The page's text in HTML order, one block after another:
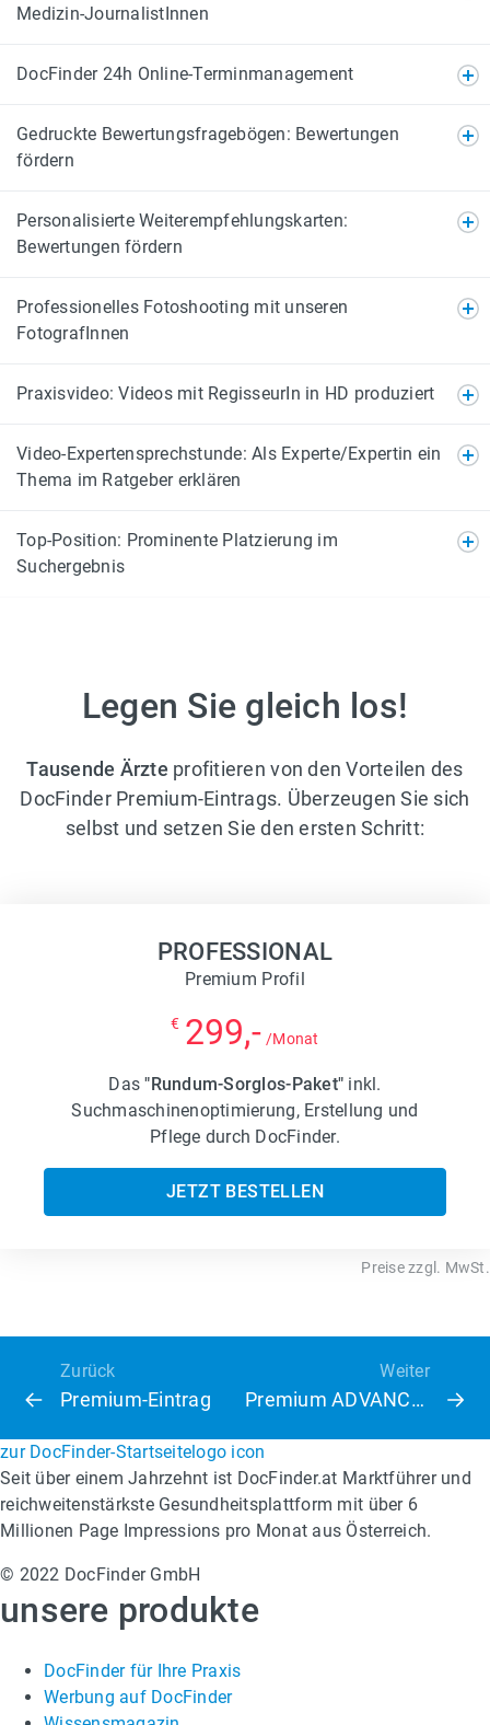
Medizin-JournalistInnen
DocFinder 24h Online-Terminmanagement
Gedruckte Bewertungsfragebögen: Bewertungen
fördern
Personalisierte Weiterempfehlungskarten:
Bewertungen fördern
Professionelles Fotoshooting mit unseren
FotografInnen
Praxisvideo: Videos mit RegisseurIn in HD produziert
Video-Expertensprechstunde: Als Experte/Expertin ein
Thema im Ratgeber erklären
Top-Position: Prominente Platzierung im
Suchergebnis
Legen Sie gleich los!
Tausende Ärzte profitieren von den Vorteilen des
DocFinder Premium-Eintrags. Überzeugen Sie sich
selbst und setzen Sie den ersten Schritt:
PROFESSIONAL
Premium Profil
€ 299,- /Monat
Das"Rundum-Sorglos-Paket" inkl.
Suchmaschinenoptimierung, Erstellung und
Pflege durch DocFinder.
JETZT BESTELLEN
Preise zzgl. MwSt.
Zurück
Premium-Eintrag
Weiter
Premium ADVANCED
zur DocFinder-Startseitelogo icon
Seit über einem Jahrzehnt ist DocFinder.at Marktführer und
reichweitenstärkste Gesundheitsplattform mit über 6
Millionen Page Impressions pro Monat aus Österreich.
© 2022 DocFinder GmbH
unsere produkte
DocFinder für Ihre Praxis
Werbung auf DocFinder